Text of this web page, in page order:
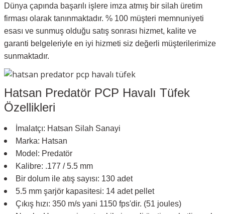
Dünya çapında başarılı işlere imza atmış bir silah üretim
firması olarak tanınmaktadır. % 100 müşteri memnuniyeti
esası ve sunmuş olduğu satış sonrası hizmet, kalite ve
garanti belgeleriyle en iyi hizmeti siz değerli müşterilerimize
sunmaktadır.
Hatsan Predatör PCP Havalı Tüfek
Özellikleri
İmalatçı: Hatsan Silah Sanayi
Marka: Hatsan
Model: Predatör
Kalibre: .177 / 5.5 mm
Bir dolum ile atış sayısı: 130 adet
5.5 mm şarjör kapasitesi: 14 adet pellet
Çıkış hızı: 350 m/s yani 1150 fps'dir. (51 joules)